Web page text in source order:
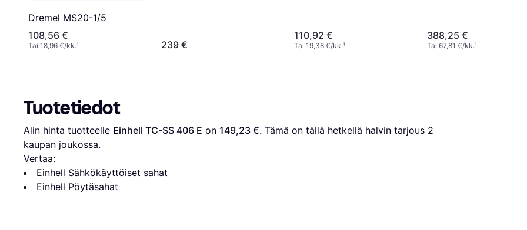
Dremel MS20-1/5
108,56 €
Tai 18,96 €/kk.¹ 239 €
110,92 €
Tai 19,38 €/kk.¹
388,25 €
Tai 67,81 €/kk.¹
Tuotetiedot
Alin hinta tuotteelle Einhell TC-SS 406 E on 149,23 €. Tämä on tällä hetkellä halvin tarjous 2
kaupan joukossa.
Vertaa:
Einhell Sähkökäyttöiset sahat
Einhell Pöytäsahat